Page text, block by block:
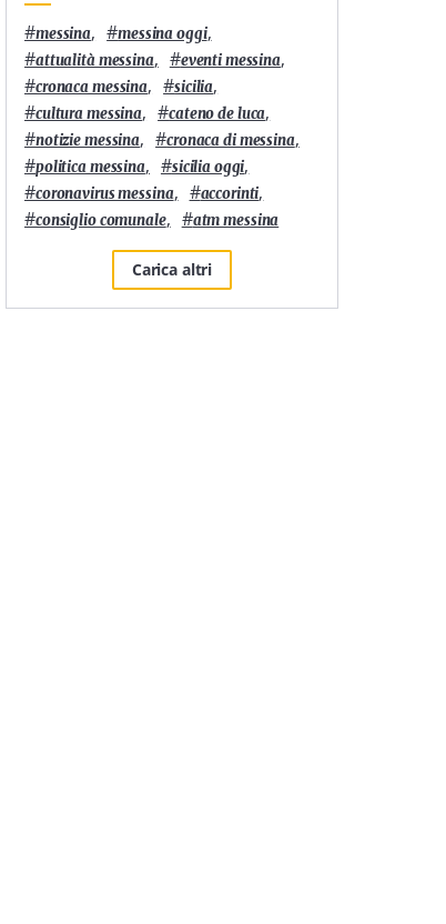
#messina, #messina oggi,
#attualità messina, #eventi messina,
#cronaca messina, #sicilia,
#cultura messina, #cateno de luca,
#notizie messina, #cronaca di messina,
#politica messina, #sicilia oggi,
#coronavirus messina, #accorinti,
#consiglio comunale, #atm messina
Carica altri